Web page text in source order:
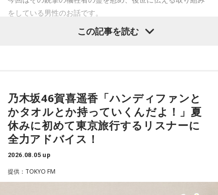
をしている男性のお話です。
さ」号、「かいじ」号。列車が、大きな天狗の像がある高尾
駅のホームを横目に通過すると、車窓は一気に山深くなり、
小仏峠に向けて登り坂をぐいぐいと登っていきます。その最
初にくぐるトンネルの名前を「湯の花トンネル」といいま
いまから81年前、1945年8月5日は晴天に恵まれた日曜日で
この記事を読む
乃木坂46賀喜遥香「ハンディファンと
かタオルとか持っていくんだよ！」夏
休みに初めて東京旅行するリスナーに
全力アドバイス！
2026.08.05 up
提供：TOKYO FM